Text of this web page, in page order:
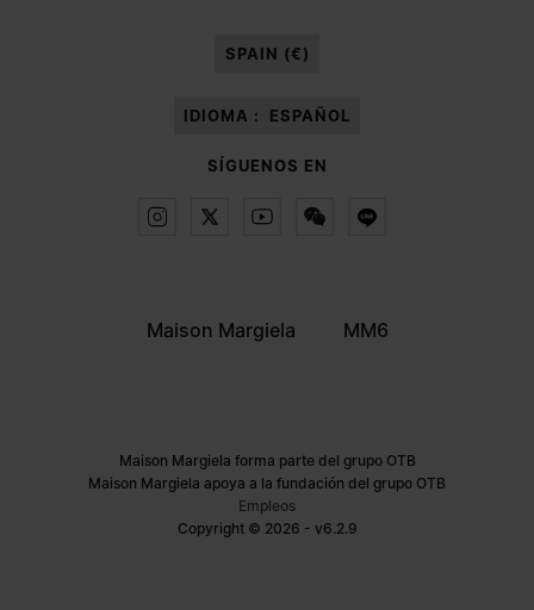
SPAIN (€)
IDIOMA : ESPAÑOL
SÍGUENOS EN
Maison Margiela MM6
Maison Margiela forma parte del grupo OTB
Maison Margiela apoya a la fundación del grupo OTB
Empleos
Copyright © 2026 - v6.2.9